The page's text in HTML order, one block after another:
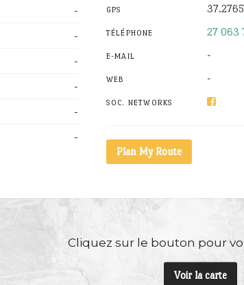
-
-
-
-
-
-
GPS
TÉLÉPHONE 27 063
E-MAIL -
WEB -
SOC. NETWORKS
Plan My Route
Cliquez sur le bouton pour
Voir la carte